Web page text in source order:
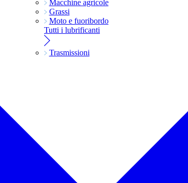
Macchine agricole
Grassi
Moto e fuoribordo
Tutti i lubrificanti
Trasmissioni